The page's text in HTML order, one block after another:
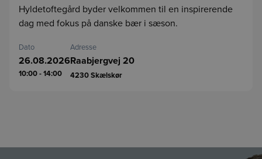
Hyldetoftegård byder velkommen til en inspirerende
dag med fokus på danske bær i sæson.
Dato
26.08.2026
10:00 - 14:00
Adresse
Raabjergvej 20
4230Skælskør